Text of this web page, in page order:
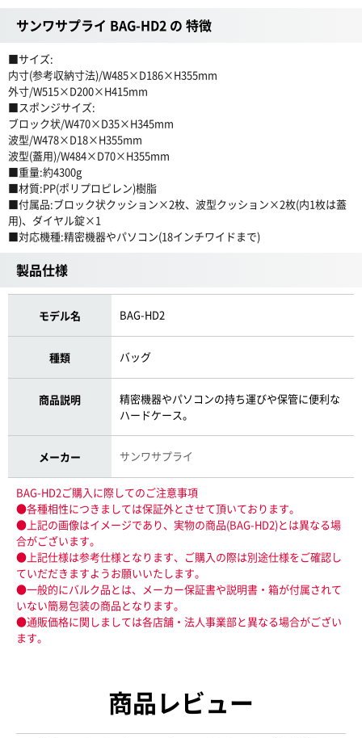
サンワサプライ BAG-HD2 の 特徴
■サイズ:
内寸(参考収納寸法)/W485×D186×H355mm
外寸/W515×D200×H415mm
■スポンジサイズ:
ブロック状/W470×D35×H345mm
波型/W478×D18×H355mm
波型(蓋用)/W484×D70×H355mm
■重量:約4300g
■材質:PP(ポリプロピレン)樹脂
■付属品:ブロック状クッション×2枚、波型クッション×2枚(内1枚は蓋
用)、ダイヤル錠×1
■対応機種:精密機器やパソコン(18インチワイドまで)
製品仕様
モデル名 BAG-HD2
種類 バッグ
商品説明
精密機器やパソコンの持ち運びや保管に便利な
ハードケース。
メーカー サンワサプライ
BAG-HD2ご購入に際してのご注意事項
●各種相性につきましては保証外とさせて頂いております。
●上記の画像はイメージであり、実物の商品(BAG-HD2)とは異なる場
合がございます。
●上記仕様は参考仕様となります、ご購入の際は別途仕様をご確認し
ていだだきますようお願いいたします。
●一般的にバルク品とは、メーカー保証書や説明書・箱が付属されて
いない簡易包装の商品となります。
●通販価格に関しましては各店舗・法人事業部と異なる場合がござい
ます。
商品レビュー